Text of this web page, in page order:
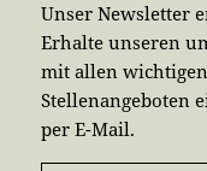
Unser Newsletter
Erhalte unseren
mit allen
Stellenangeboten
per E-Mail.